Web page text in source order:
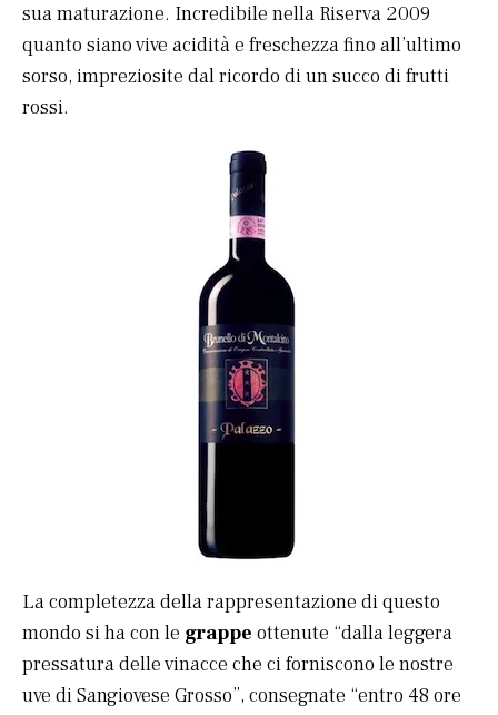
sua maturazione. Incredibile nella Riserva 2009
quanto siano vive acidità e freschezza fino all’ultimo
sorso, impreziosite dal ricordo di un succo di frutti
rossi.
La completezza della rappresentazione di questo
mondo si ha con le grappe ottenute “dalla leggera
pressatura delle vinacce che ci forniscono le nostre
uve di Sangiovese Grosso”, consegnate “entro 48 ore